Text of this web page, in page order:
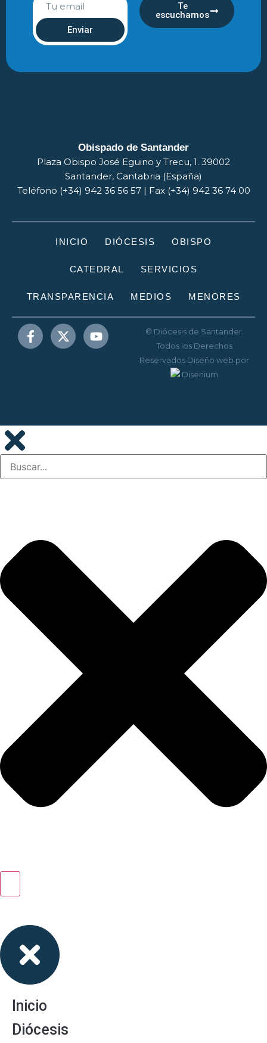
Enviar
Te
escuchamos
Obispado de Santander
Plaza Obispo José Eguino y Trecu, 1. 39002
Santander, Cantabria (España)
Teléfono (+34) 942 36 56 57 | Fax (+34) 942 36 74 00
INICIO DIÓCESIS OBISPO
CATEDRAL SERVICIOS
TRANSPARENCIA MEDIOS MENORES
© Diócesis de Santander.
Todos los Derechos
Reservados Diseño web por
Disenium
Inicio
Diócesis